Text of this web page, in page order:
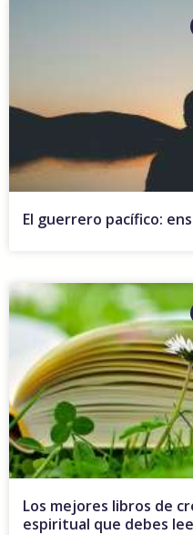
El guerrero pacífico:
Los mejores libros de
espiritual que debes